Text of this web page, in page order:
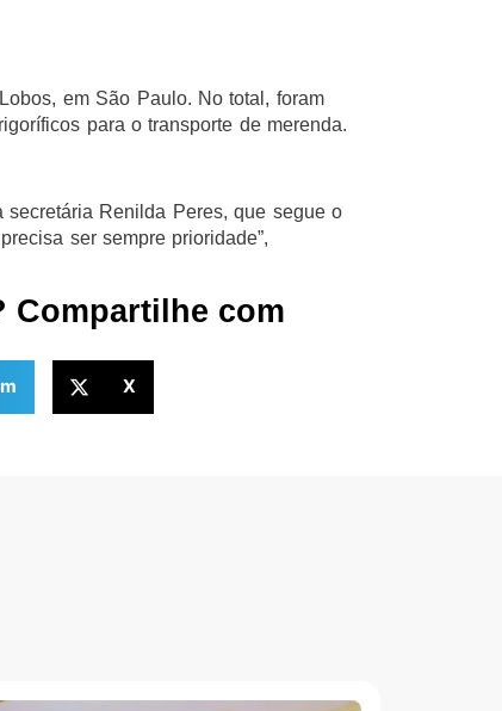
em São Paulo. No total, foram
para o transporte de merenda.
secretária Renilda Peres, que segue o
ser sempre prioridade”,
Compartilhe com
X